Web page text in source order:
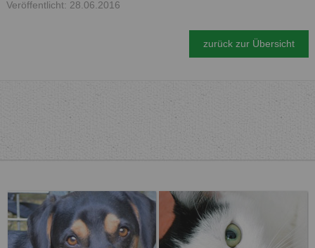
Veröffentlicht: 28.06.2016
zurück zur Übersicht